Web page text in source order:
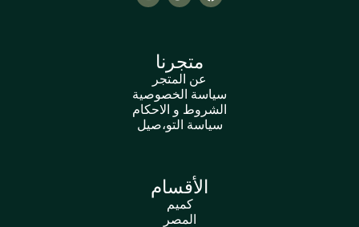
متجرنا
عن المتجر
سياسة الخصوصية
الشروط و الاحكام
سياسة التو،صيل
الأقسام
كميم
المصر